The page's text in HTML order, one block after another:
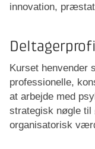
innovation,
Deltagerprofil
Kurset henvender
professionelle,
at arbejde med
strategisk nøgle til
organisatorisk